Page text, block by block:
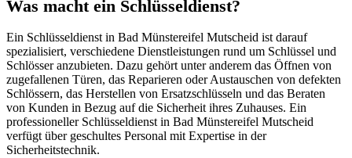
Was macht ein Schlüsseldienst?​
Ein Schlüsseldienst in Bad Münstereifel Mutscheid ist darauf
spezialisiert, verschiedene Dienstleistungen rund um Schlüssel und
Schlösser anzubieten.​ Dazu gehört unter anderem das Öffnen von
zugefallenen Türen, das Reparieren oder Austauschen von defekten
Schlössern, das Herstellen von Ersatzschlüsseln und das Beraten
von Kunden in Bezug auf die Sicherheit ihres Zuhauses.​ Ein
professioneller Schlüsseldienst in Bad Münstereifel Mutscheid
verfügt über geschultes Personal mit Expertise in der
Sicherheitstechnik.​